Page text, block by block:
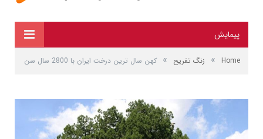
پیمایش
Home
» زنگ تفریح » کهن سال ترین درخت ایران با 2800 سال سن